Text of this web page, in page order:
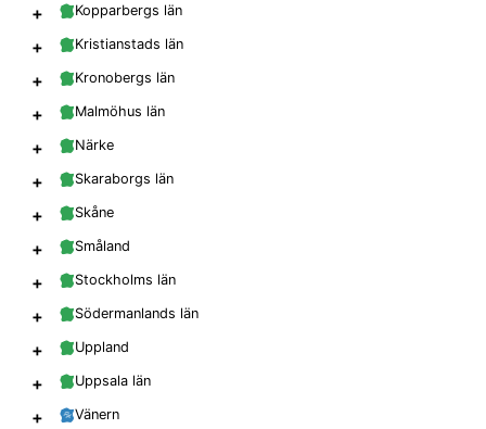
+ Kopparbergs län
+ Kristianstads län
+ Kronobergs län
+ Malmöhus län
+ Närke
+ Skaraborgs län
+ Skåne
+ Småland
+ Stockholms län
+ Södermanlands län
+ Uppland
+ Uppsala län
+ Vänern